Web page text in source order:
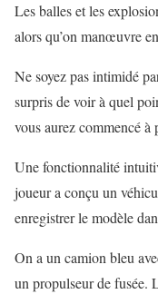
Les balles et les
alors qu’on manœuvre
Ne soyez pas intimidé
surpris de voir à quel
vous aurez commencé à
Une fonctionnalité
joueur a conçu un
enregistrer le modèle
On a un camion bleu
un propulseur de fusée.